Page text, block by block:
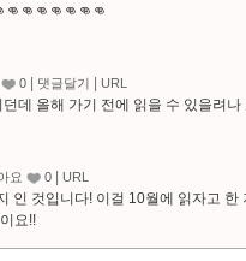
0 댓글달기 URL
데 올해 가기 전에 읽을 수 있을려나
요 0 URL
인 것입니다! 이걸 10월에 읽자고
요!!